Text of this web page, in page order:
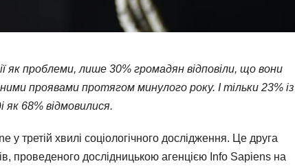
як проблеми, лише 30% громадян відповіли, що вони
проявами протягом минулого року. І тільки 23% із
як 68% відмовилися.
третій хвилі соціологічного дослідження. Це друга
проведеного дослідницькою агенцією Info Sapiens на